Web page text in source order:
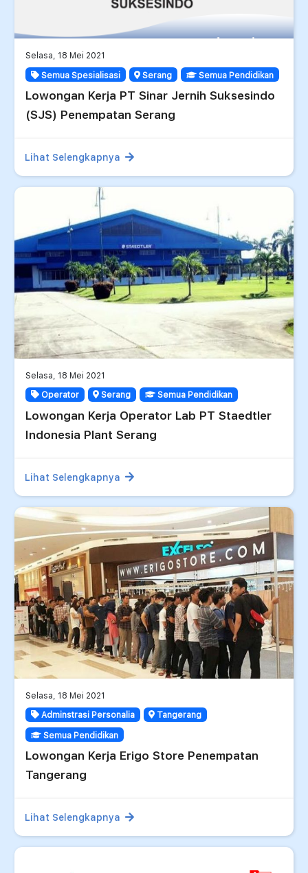
Selasa, 18 Mei 2021
Semua Spesialisasi
Serang Semua Pendidikan
Lowongan Kerja PT Sinar Jernih Suksesindo
(SJS) Penempatan Serang
Lihat Selengkapnya
Selasa, 18 Mei 2021
Operator
Serang Semua Pendidikan
Lowongan Kerja Operator Lab PT Staedtler
Indonesia Plant Serang
Lihat Selengkapnya
Selasa, 18 Mei 2021
Adminstrasi Personalia
Tangerang
Semua Pendidikan
Lowongan Kerja Erigo Store Penempatan
Tangerang
Lihat Selengkapnya